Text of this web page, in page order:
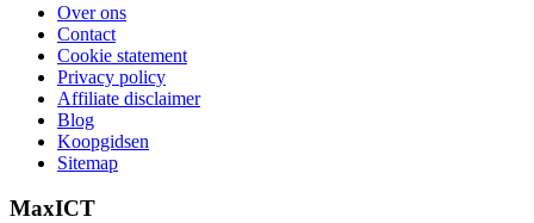
Over ons
Contact
Cookie statement
Privacy policy
Affiliate disclaimer
Blog
Koopgidsen
Sitemap
MaxICT